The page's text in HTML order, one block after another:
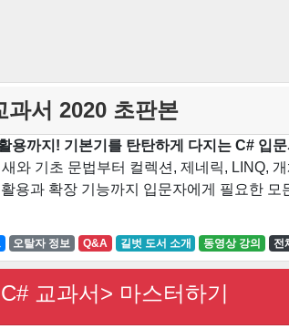
과서 2020 초판본
용까지! 기본기를 탄탄하게 다지는 C# 입
와 기초 문법부터 컬렉션, 제네릭, LINQ,
용과 확장 기능까지 입문자에게 필요한 모
오탈자 정보 Q&A 길벗 도서 소개 동영상 강의 전
교과서> 마스터하기